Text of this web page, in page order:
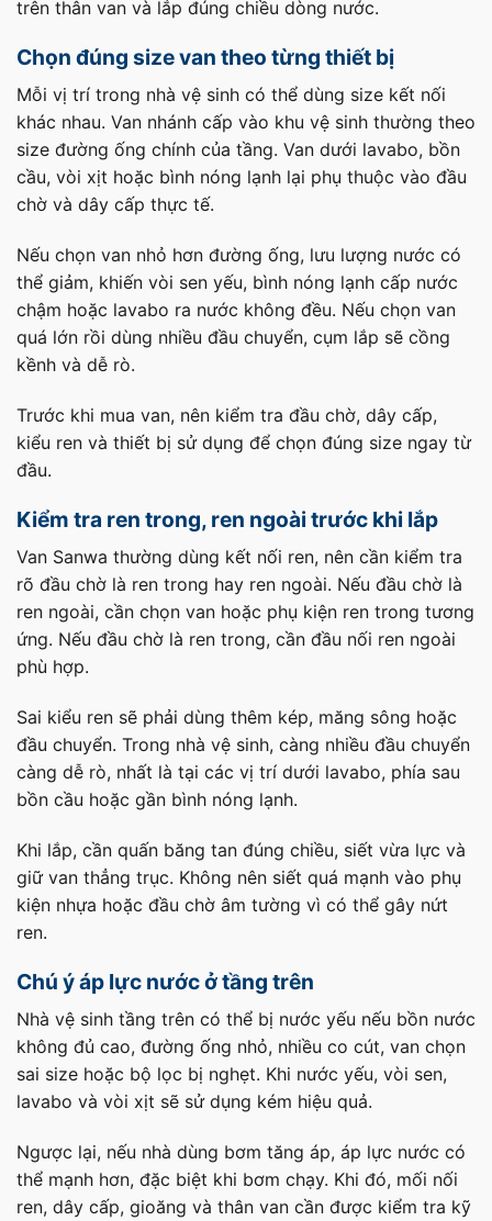
trên thân van và lắp đúng chiều dòng nước.
Chọn đúng size van theo từng thiết bị
Mỗi vị trí trong nhà vệ sinh có thể dùng size kết nối
khác nhau. Van nhánh cấp vào khu vệ sinh thường theo
size đường ống chính của tầng. Van dưới lavabo, bồn
cầu, vòi xịt hoặc bình nóng lạnh lại phụ thuộc vào đầu
chờ và dây cấp thực tế.
Nếu chọn van nhỏ hơn đường ống, lưu lượng nước có
thể giảm, khiến vòi sen yếu, bình nóng lạnh cấp nước
chậm hoặc lavabo ra nước không đều. Nếu chọn van
quá lớn rồi dùng nhiều đầu chuyển, cụm lắp sẽ cồng
kềnh và dễ rò.
Trước khi mua van, nên kiểm tra đầu chờ, dây cấp,
kiểu ren và thiết bị sử dụng để chọn đúng size ngay từ
đầu.
Kiểm tra ren trong, ren ngoài trước khi lắp
Van Sanwa thường dùng kết nối ren, nên cần kiểm tra
rõ đầu chờ là ren trong hay ren ngoài. Nếu đầu chờ là
ren ngoài, cần chọn van hoặc phụ kiện ren trong tương
ứng. Nếu đầu chờ là ren trong, cần đầu nối ren ngoài
phù hợp.
Sai kiểu ren sẽ phải dùng thêm kép, măng sông hoặc
đầu chuyển. Trong nhà vệ sinh, càng nhiều đầu chuyển
càng dễ rò, nhất là tại các vị trí dưới lavabo, phía sau
bồn cầu hoặc gần bình nóng lạnh.
Khi lắp, cần quấn băng tan đúng chiều, siết vừa lực và
giữ van thẳng trục. Không nên siết quá mạnh vào phụ
kiện nhựa hoặc đầu chờ âm tường vì có thể gây nứt
ren.
Chú ý áp lực nước ở tầng trên
Nhà vệ sinh tầng trên có thể bị nước yếu nếu bồn nước
không đủ cao, đường ống nhỏ, nhiều co cút, van chọn
sai size hoặc bộ lọc bị nghẹt. Khi nước yếu, vòi sen,
lavabo và vòi xịt sẽ sử dụng kém hiệu quả.
Ngược lại, nếu nhà dùng bơm tăng áp, áp lực nước có
thể mạnh hơn, đặc biệt khi bơm chạy. Khi đó, mối nối
ren, dây cấp, gioăng và thân van cần được kiểm tra kỹ